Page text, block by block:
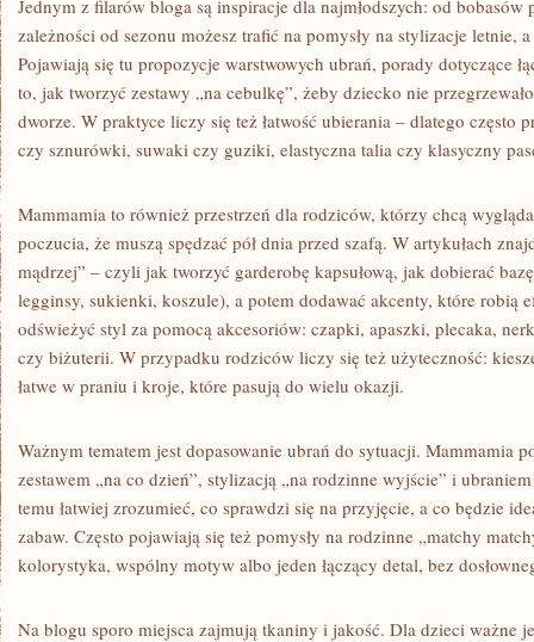
Jednym z filarów bloga są inspiracje dla najmłodszych: od
zależności od sezonu możesz trafić na pomysły na stylizacje letnie,
Pojawiają się tu propozycje warstwowych ubrań, porady dotyczące
to, jak tworzyć zestawy „na cebulkę”, żeby dziecko nie
dworze. W praktyce liczy się też łatwość ubierania – dlatego często
czy sznurówki, suwaki czy guziki, elastyczna talia czy klasyczny
Mammamia to również przestrzeń dla rodziców, którzy chcą
poczucia, że muszą spędzać pół dnia przed szafą. W artykułach
mądrzej” – czyli jak tworzyć garderobę kapsułową, jak dobierać
legginsy, sukienki, koszule), a potem dodawać akcenty, które robią
odświeżyć styl za pomocą akcesoriów: czapki, apaszki, plecaka,
czy biżuterii. W przypadku rodziców liczy się też użyteczność:
łatwe w praniu i kroje, które pasują do wielu okazji.
Ważnym tematem jest dopasowanie ubrań do sytuacji. Mammamia
zestawem „na co dzień”, stylizacją „na rodzinne wyjście” i
temu łatwiej zrozumieć, co sprawdzi się na przyjęcie, a co będzie
zabaw. Często pojawiają się też pomysły na rodzinne „matchy
kolorystyka, wspólny motyw albo jeden łączący detal, bez
Na blogu sporo miejsca zajmują tkaniny i jakość. Dla dzieci ważne